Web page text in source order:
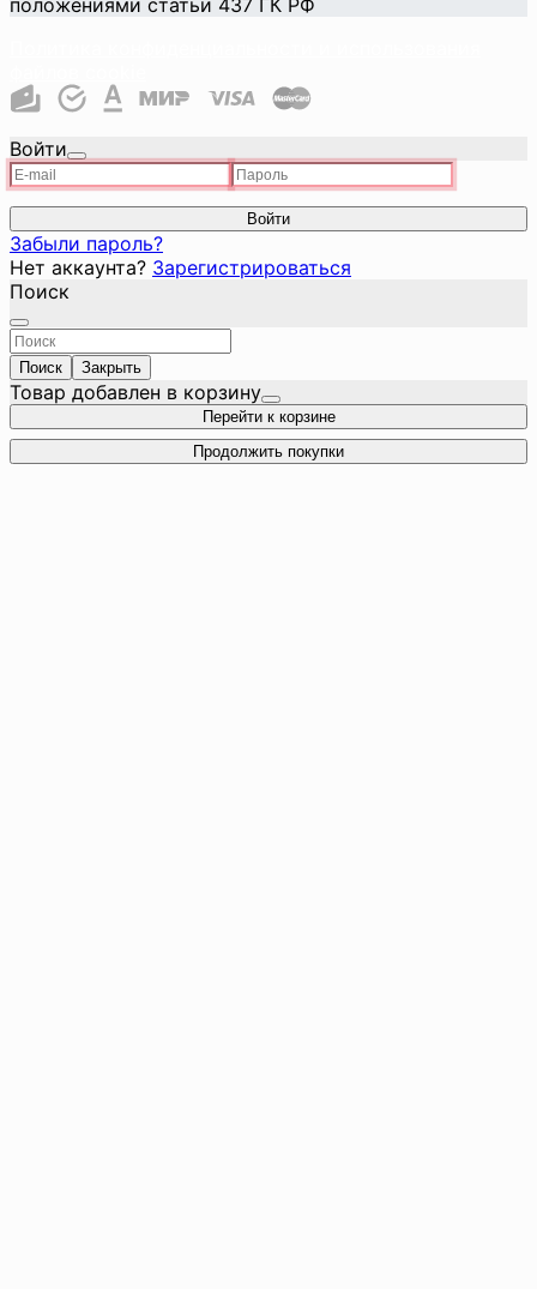
положениями статьи 437 ГК РФ
Войти
Войти
Забыли пароль?
Нет аккаунта? Зарегистрироваться
Поиск
Поиск Закрыть
Товар добавлен в корзину
Перейти к корзине
Продолжить покупки